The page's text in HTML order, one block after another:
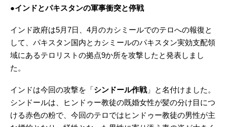
●インドとパキスタンの軍事衝突と停戦
インド政府は5月7日、4月のカシミールでのテロへの報復と
して、パキスタン国内とカシミールのパキスタン実効支配領
域にあるテロリストの拠点9か所を攻撃したと発表しまし
た。
インドは今回の攻撃を「シンドール作戦」と名付けました。
シンドールは、ヒンドゥー教徒の既婚女性が髪の分け目につ
ける赤色の粉で、今回のテロではヒンドゥー教徒の男性が主